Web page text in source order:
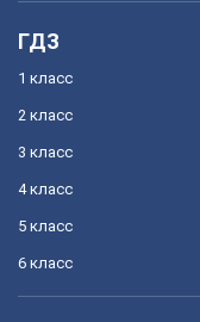
ГДЗ
1 класс
2 класс
3 класс
4 класс
5 класс
6 класс